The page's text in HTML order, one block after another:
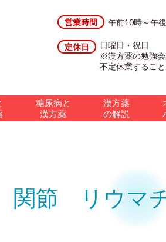
営業時間 午前10時～午
定休日
日曜日・祝日
※漢方薬の勉強
不定休業するこ
糖尿病と
漢方薬
漢方薬
の解説
関節 リウマ